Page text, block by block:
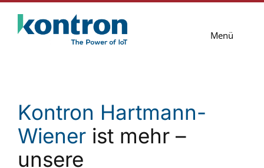
Inhalt
Menü
Services
Blog
Kontron Hartmann-
Wiener ist mehr –
unsere